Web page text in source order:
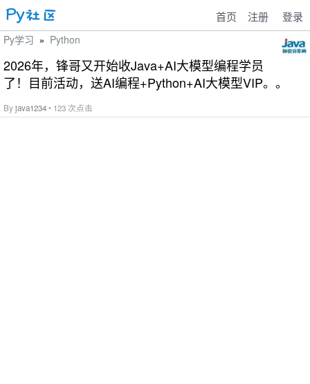
首页 注册 登录
Py学习 » Python
2026年，锋哥又开始收Java+AI大模型编程学员
了！目前活动，送AI编程+Python+AI大模型VIP。。
Byjava1234• 123 次点击